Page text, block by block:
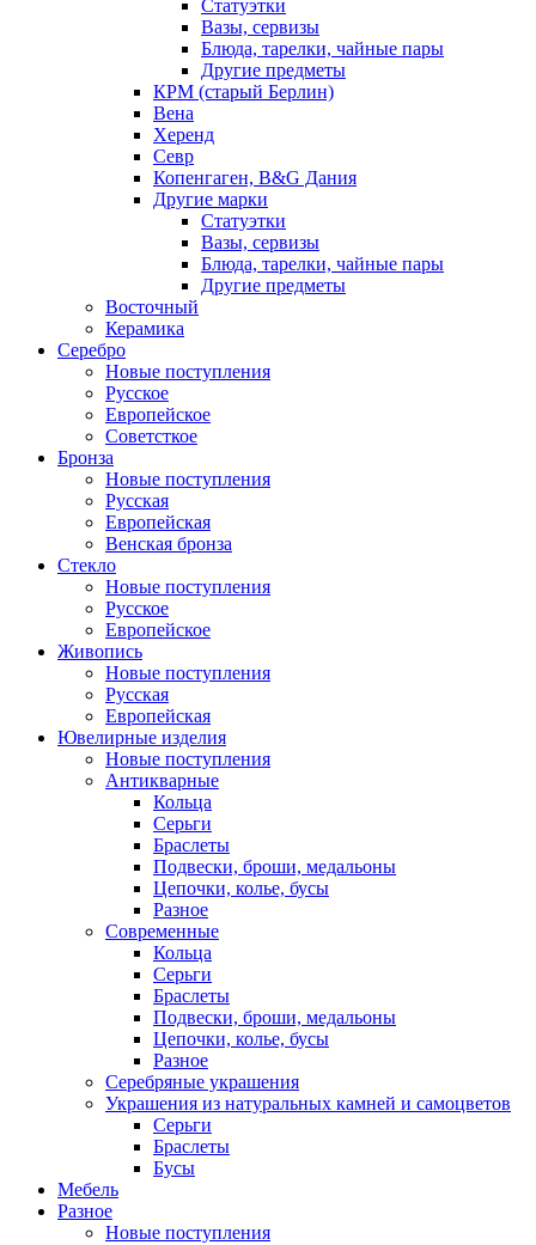
Статуэтки
Вазы, сервизы
Блюда, тарелки, чайные пары
Другие предметы
КРМ (старый Берлин)
Вена
Херенд
Севр
Копенгаген, B&G Дания
Другие марки
Статуэтки
Вазы, сервизы
Блюда, тарелки, чайные пары
Другие предметы
Восточный
Керамика
Серебро
Новые поступления
Русское
Европейское
Советсткое
Бронза
Новые поступления
Русская
Европейская
Венская бронза
Стекло
Новые поступления
Русское
Европейское
Живопись
Новые поступления
Русская
Европейская
Ювелирные изделия
Новые поступления
Антикварные
Кольца
Серьги
Браслеты
Подвески, броши, медальоны
Цепочки, колье, бусы
Разное
Современные
Кольца
Серьги
Браслеты
Подвески, броши, медальоны
Цепочки, колье, бусы
Разное
Серебряные украшения
Украшения из натуральных камней и самоцветов
Серьги
Браслеты
Бусы
Мебель
Разное
Новые поступления